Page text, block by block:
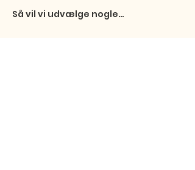
Så vil vi udvælge nogle…